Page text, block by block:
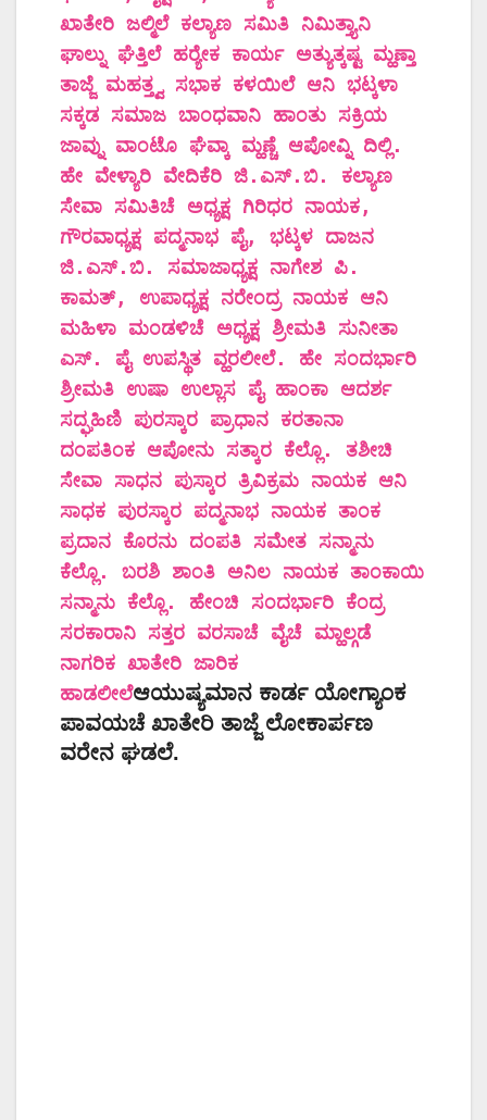
ಖಾತೇರಿ ಜಲ್ಮಿಲೆ ಕಲ್ಯಾಣ ಸಮಿತಿ ನಿಮಿತ್ತ್ಯಾನಿ
ಘಾಲ್ನು ಘೆತ್ತಿಲೆ ಹರ್‍ಯೇಕ ಕಾರ್ಯ ಅತ್ಯುತ್ಕಷ್ಟ ಮ್ಹಣ್ತಾ
ತಾಜ್ಜೆ ಮಹತ್ತ್ವ ಸಭಾಕ ಕಳಯಿಲೆ ಆನಿ ಭಟ್ಕಳಾ
ಸಕ್ಕಡ ಸಮಾಜ ಬಾಂಧವಾನಿ ಹಾಂತು ಸಕ್ರಿಯ
ಜಾವ್ನು ವಾಂಟೊ ಘೆವ್ಕಾ ಮ್ಹಣ್ಚೆ ಆಪೋವ್ನಿ ದಿಲ್ಲಿ.
ಹೇ ವೇಳ್ಯಾರಿ ವೇದಿಕೆರಿ ಜಿ.ಎಸ್.ಬಿ. ಕಲ್ಯಾಣ
ಸೇವಾ ಸಮಿತಿಚೆ ಅಧ್ಯಕ್ಷ ಗಿರಿಧರ ನಾಯಕ,
ಗೌರವಾಧ್ಯಕ್ಷ ಪದ್ಮನಾಭ ಪೈ, ಭಟ್ಕಳ ದಾಜನ
ಜಿ.ಎಸ್.ಬಿ. ಸಮಾಜಾಧ್ಯಕ್ಷ ನಾಗೇಶ ಪಿ.
ಕಾಮತ್, ಉಪಾಧ್ಯಕ್ಷ ನರೇಂದ್ರ ನಾಯಕ ಆನಿ
ಮಹಿಳಾ ಮಂಡಳಿಚೆ ಅಧ್ಯಕ್ಷ ಶ್ರೀಮತಿ ಸುನೀತಾ
ಎಸ್. ಪೈ ಉಪಸ್ಥಿತ ವ್ಹರಲೀಲೆ. ಹೇ ಸಂದರ್ಭಾರಿ
ಶ್ರೀಮತಿ ಉಷಾ ಉಲ್ಲಾಸ ಪೈ ಹಾಂಕಾ ಆದರ್ಶ
ಸದ್ಘಹಿಣಿ ಪುರಸ್ಕಾರ ಪ್ರಾಧಾನ ಕರತಾನಾ
ದಂಪತಿಂಕ ಆಪೋನು ಸತ್ಕಾರ ಕೆಲ್ಲೊ. ತಶೀಚಿ
ಸೇವಾ ಸಾಧನ ಪುಸ್ಕಾರ ತ್ರಿವಿಕ್ರಮ ನಾಯಕ ಆನಿ
ಸಾಧಕ ಪುರಸ್ಕಾರ ಪದ್ಮನಾಭ ನಾಯಕ ತಾಂಕ
ಪ್ರದಾನ ಕೊರನು ದಂಪತಿ ಸಮೇತ ಸನ್ಮಾನು
ಕೆಲ್ಲೊ. ಬರಶಿ ಶಾಂತಿ ಅನಿಲ ನಾಯಕ ತಾಂಕಾಯಿ
ಸನ್ಮಾನು ಕೆಲ್ಲೊ. ಹೇಂಚಿ ಸಂದರ್ಭಾರಿ ಕೆಂದ್ರ
ಸರಕಾರಾನಿ ಸತ್ತರ ವರಸಾಚೆ ವೈಚೆ ಮ್ಹಾಲ್ಗಡೆ
ನಾಗರಿಕ ಖಾತೇರಿ ಜಾರಿಕ
ಹಾಡಲೀಲೆಆಯುಷ್ಯಮಾನ ಕಾರ್ಡ ಯೋಗ್ಯಾಂಕ
ಪಾವಯಚೆ ಖಾತೇರಿ ತಾಜ್ಜೆ ಲೋಕಾರ್ಪಣ
ವರೇನ ಘಡಲೆ.